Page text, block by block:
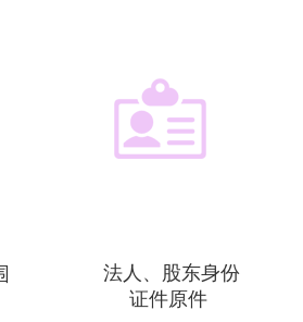
法人、股东身份
证件原件